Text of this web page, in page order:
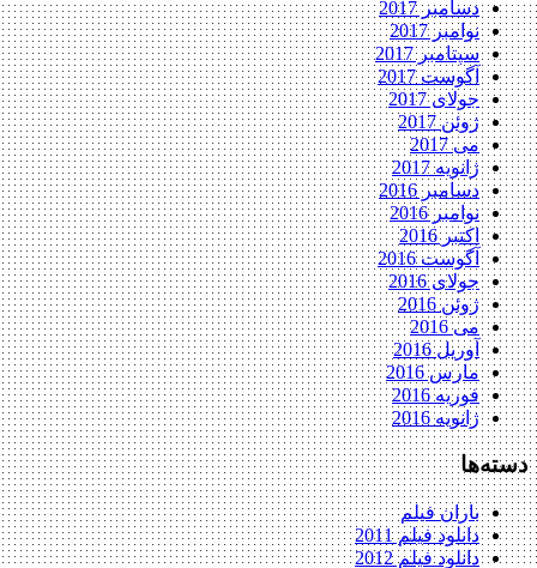
دسامبر 2017
نوامبر 2017
سپتامبر 2017
آگوست 2017
جولای 2017
ژوئن 2017
می 2017
ژانویه 2017
دسامبر 2016
نوامبر 2016
اکتبر 2016
آگوست 2016
جولای 2016
ژوئن 2016
می 2016
آوریل 2016
مارس 2016
فوریه 2016
ژانویه 2016
دسته‌ها
باران فیلم
دانلود فیلم 2011
دانلود فیلم 2012